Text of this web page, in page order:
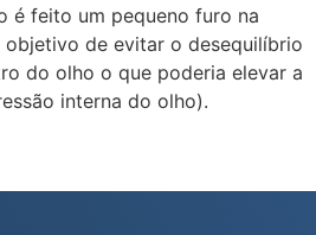
é feito um pequeno furo na
de evitar o desequilíbrio
do olho o que poderia elevar a
interna do olho).